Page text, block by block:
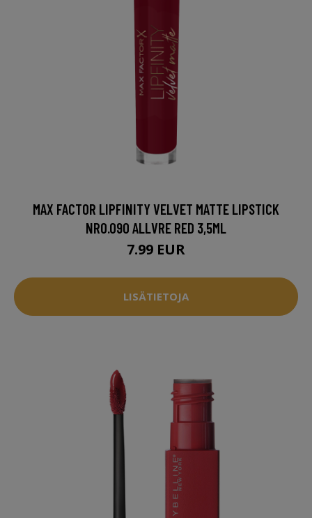
MAX FACTOR LIPFINITY VELVET MATTE LIPSTICK
NRO.090 ALLVRE RED 3,5ML
7.99 EUR
LISÄTIETOJA